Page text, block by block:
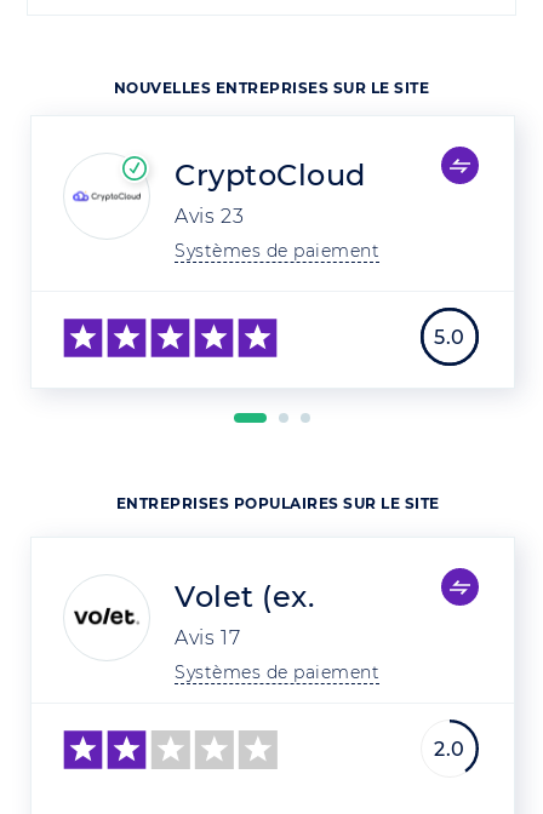
NOUVELLES ENTREPRISES SUR LE SITE
CryptoCloud
Avis 23
Systèmes de paiement
5.0
ENTREPRISES POPULAIRES SUR LE SITE
Volet (ex.
Avis 17
Systèmes de paiement
2.0